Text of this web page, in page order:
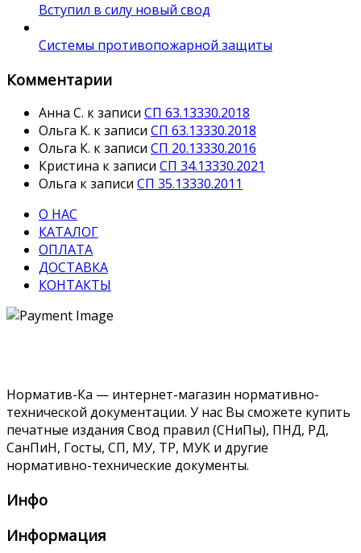
Вступил в силу новый свод
Системы противопожарной защиты
Комментарии
Анна С. к записи СП 63.13330.2018
Ольга К. к записи СП 63.13330.2018
Ольга К. к записи СП 20.13330.2016
Кристина к записи СП 34.13330.2021
Ольга к записи СП 35.13330.2011
О НАС
КАТАЛОГ
ОПЛАТА
ДОСТАВКА
КОНТАКТЫ
Норматив-Ка — интернет-магазин нормативно-
технической документации. У нас Вы сможете купить
печатные издания Свод правил (СНиПы), ПНД, РД,
СанПиН, Госты, СП, МУ, ТР, МУК и другие
нормативно-технические документы.
Инфо
Информация